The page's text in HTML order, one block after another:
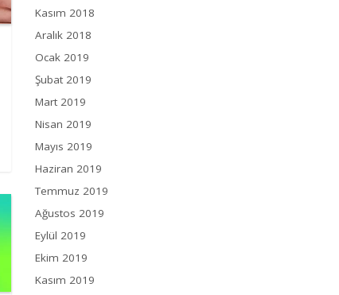
Kasım 2018
Aralık 2018
Ocak 2019
Şubat 2019
Mart 2019
Nisan 2019
Mayıs 2019
Haziran 2019
Temmuz 2019
Ağustos 2019
Eylül 2019
Ekim 2019
Kasım 2019